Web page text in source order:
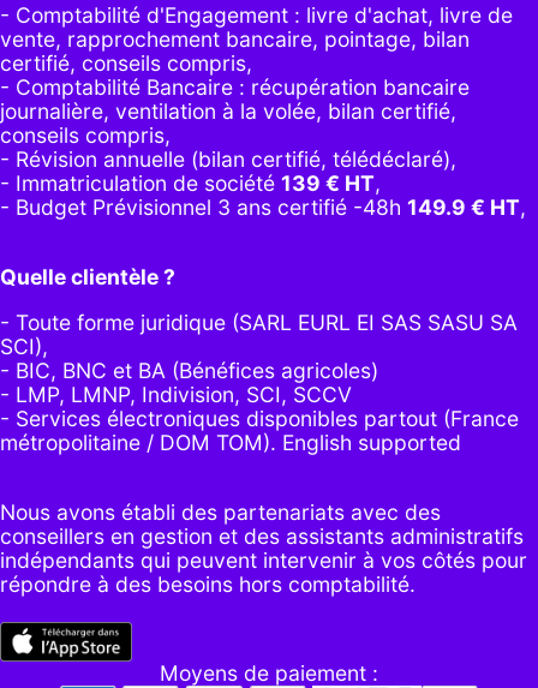
- Comptabilité d'Engagement : livre d'achat, livre de
vente, rapprochement bancaire, pointage, bilan
certifié, conseils compris,
- Comptabilité Bancaire : récupération bancaire
journalière, ventilation à la volée, bilan certifié,
conseils compris,
- Révision annuelle (bilan certifié, télédéclaré),
- Immatriculation de société 139 € HT,
- Budget Prévisionnel 3 ans certifié -48h 149.9 € HT,
Quelle clientèle ?
- Toute forme juridique (SARL EURL EI SAS SASU SA
SCI),
- BIC, BNC et BA (Bénéfices agricoles)
- LMP, LMNP, Indivision, SCI, SCCV
- Services électroniques disponibles partout (France
métropolitaine / DOM TOM). English supported
Nous avons établi des partenariats avec des
conseillers en gestion et des assistants administratifs
indépendants qui peuvent intervenir à vos côtés pour
répondre à des besoins hors comptabilité.
Moyens de paiement :